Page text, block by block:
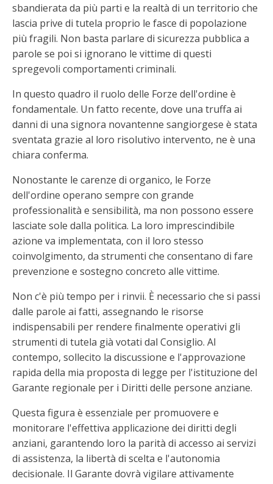
sbandierata da più parti e la realtà di un territorio che
lascia prive di tutela proprio le fasce di popolazione
più fragili. Non basta parlare di sicurezza pubblica a
parole se poi si ignorano le vittime di questi
spregevoli comportamenti criminali.
In questo quadro il ruolo delle Forze dell'ordine è
fondamentale. Un fatto recente, dove una truffa ai
danni di una signora novantenne sangiorgese è stata
sventata grazie al loro risolutivo intervento, ne è una
chiara conferma.
Nonostante le carenze di organico, le Forze
dell'ordine operano sempre con grande
professionalità e sensibilità, ma non possono essere
lasciate sole dalla politica. La loro imprescindibile
azione va implementata, con il loro stesso
coinvolgimento, da strumenti che consentano di fare
prevenzione e sostegno concreto alle vittime.
Non c'è più tempo per i rinvii. È necessario che si passi
dalle parole ai fatti, assegnando le risorse
indispensabili per rendere finalmente operativi gli
strumenti di tutela già votati dal Consiglio. Al
contempo, sollecito la discussione e l'approvazione
rapida della mia proposta di legge per l'istituzione del
Garante regionale per i Diritti delle persone anziane.
Questa figura è essenziale per promuovere e
monitorare l'effettiva applicazione dei diritti degli
anziani, garantendo loro la parità di accesso ai servizi
di assistenza, la libertà di scelta e l'autonomia
decisionale. Il Garante dovrà vigilare attivamente